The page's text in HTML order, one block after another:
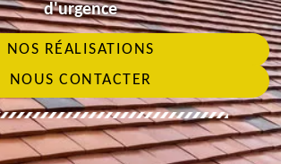
d'urgence
NOS RÉALISATIONS
NOUS CONTACTER